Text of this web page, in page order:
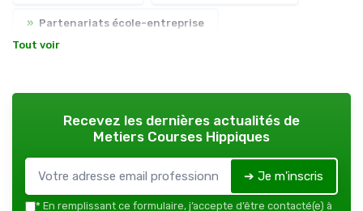
» Partenariats école-entreprise
Tout voir
Recevez les dernières actualités de
Metiers Courses Hippiques
➔ Je m'inscris
* En remplissant ce formulaire, j’accepte d’être contacté(e) à